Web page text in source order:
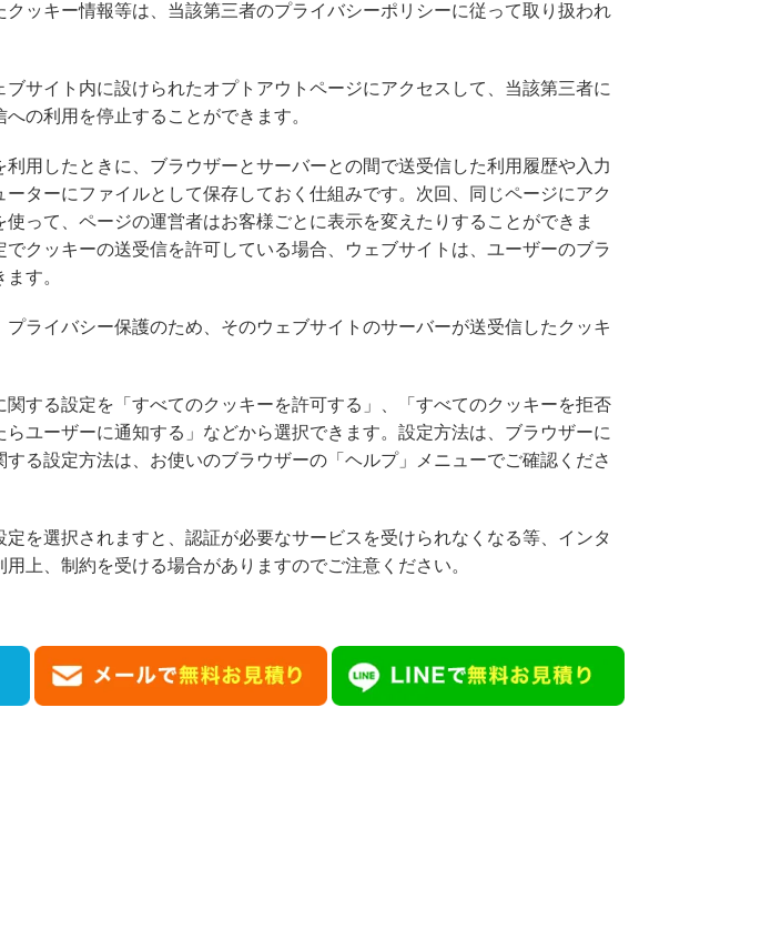
ッキー情報等は、当該第三者のプライバシーポリシーに従って取り扱われ
サイト内に設けられたオプトアウトページにアクセスして、当該第三者に
の利用を停止することができます。
用したときに、ブラウザーとサーバーとの間で送受信した利用履歴や入力
ターにファイルとして保存しておく仕組みです。次回、同じページにアク
って、ページの運営者はお客様ごとに表示を変えたりすることができま
クッキーの送受信を許可している場合、ウェブサイトは、ユーザーのブラ
す。
ライバシー保護のため、そのウェブサイトのサーバーが送受信したクッキ
する設定を「すべてのクッキーを許可する」、「すべてのクッキーを拒否
ユーザーに通知する」などから選択できます。設定方法は、ブラウザーに
る設定方法は、お使いのブラウザーの「ヘルプ」メニューでご確認くださ
を選択されますと、認証が必要なサービスを受けられなくなる等、インタ
上、制約を受ける場合がありますのでご注意ください。